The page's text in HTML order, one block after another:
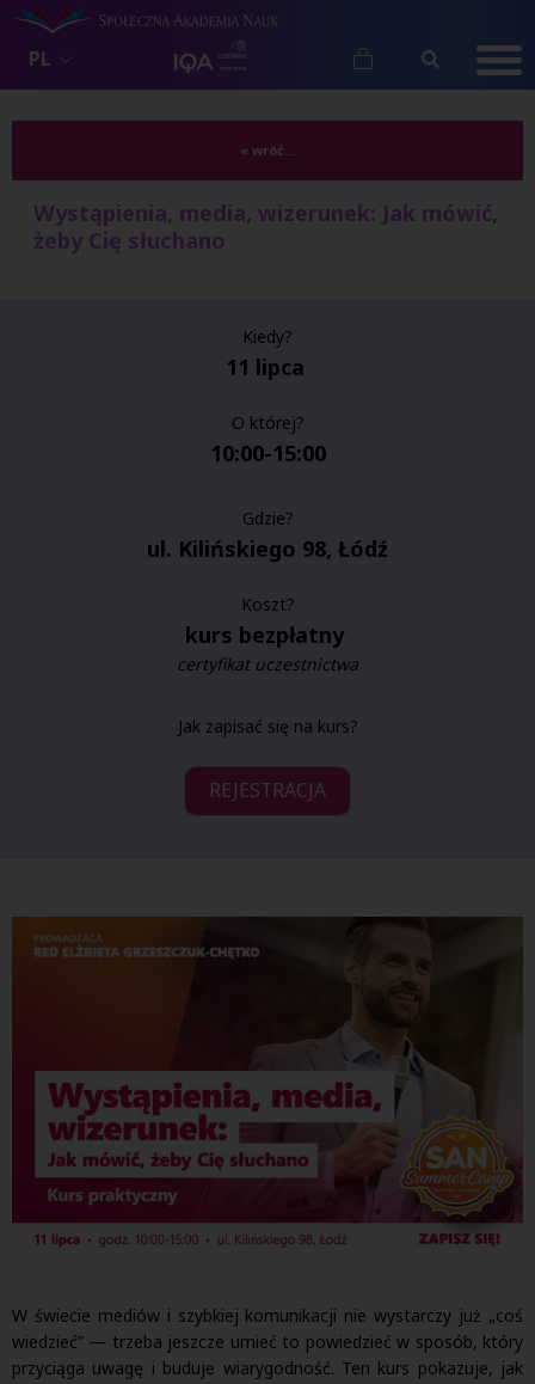
PL
« wróć...
Wystąpienia, media, wizerunek: Jak mówić,
żeby Cię słuchano
Kiedy?
11 lipca
O której?
10:00-15:00
Gdzie?
ul. Kilińskiego 98, Łódź
Koszt?
kurs bezpłatny
certyfikat uczestnictwa
Jak zapisać się na kurs?
REJESTRACJA
W świecie mediów i szybkiej komunikacji nie wystarczy już „coś
wiedzieć” — trzeba jeszcze umieć to powiedzieć w sposób, który
przyciąga uwagę i buduje wiarygodność. Ten kurs pokazuje, jak